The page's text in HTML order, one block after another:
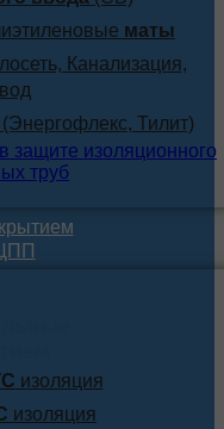
маты
Канализация,
(Энергофлекс, Тилит)
изоляция
изоляция